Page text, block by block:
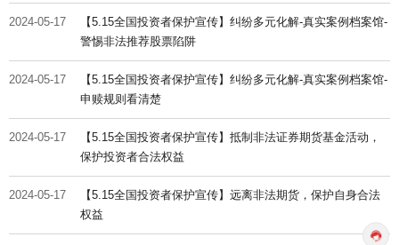
2024-05-17
【5.15全国投资者保护宣传】纠纷多元化解-真实案例档案馆-
警惕非法推荐股票陷阱
2024-05-17
【5.15全国投资者保护宣传】纠纷多元化解-真实案例档案馆-
申赎规则看清楚
2024-05-17
【5.15全国投资者保护宣传】抵制非法证券期货基金活动，
保护投资者合法权益
2024-05-17
【5.15全国投资者保护宣传】远离非法期货，保护自身合法
权益